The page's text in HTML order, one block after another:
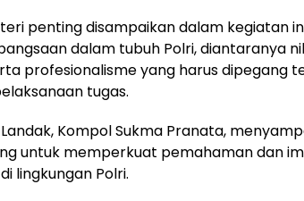
penting disampaikan dalam kegiatan
dalam tubuh Polri, diantaranya
profesionalisme yang harus dipegang
tugas.
Kompol Sukma Pranata,
untuk memperkuat pemahaman dan
lingkungan Polri.